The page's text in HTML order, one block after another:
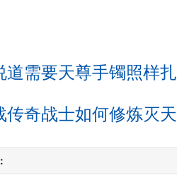
道需要天尊手镯照样
传奇战士如何修炼灭